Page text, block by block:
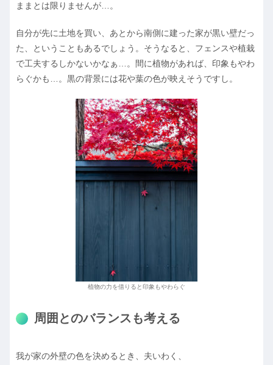
ままとは限りませんが…。
自分が先に土地を買い、あとから南側に建った家が黒い壁だっ
た、ということもあるでしょう。そうなると、フェンスや植栽
で工夫するしかないかなぁ…。間に植物があれば、印象もやわ
らぐかも…。黒の背景には花や葉の色が映えそうですし。
植物の力を借りると印象もやわらぐ
周囲とのバランスも考える
我が家の外壁の色を決めるとき、夫いわく、